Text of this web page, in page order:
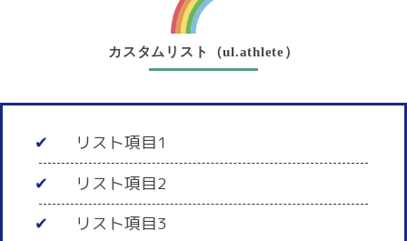
カスタムリスト（ul.athlete）
リスト項目1
リスト項目2
リスト項目3